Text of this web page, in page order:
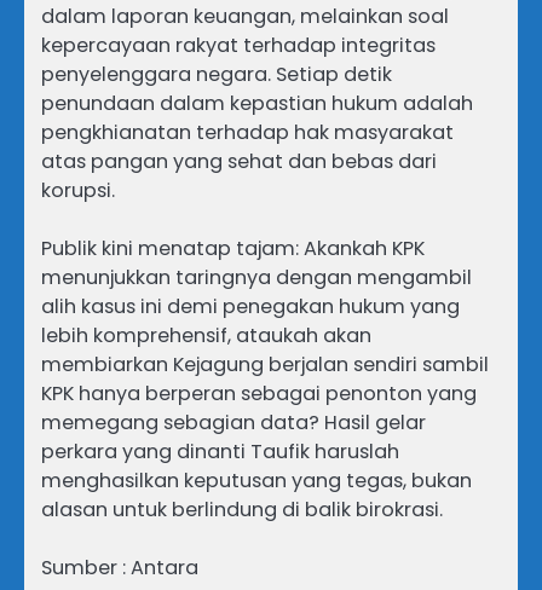
dalam laporan keuangan, melainkan soal
kepercayaan rakyat terhadap integritas
penyelenggara negara. Setiap detik
penundaan dalam kepastian hukum adalah
pengkhianatan terhadap hak masyarakat
atas pangan yang sehat dan bebas dari
korupsi.
Publik kini menatap tajam: Akankah KPK
menunjukkan taringnya dengan mengambil
alih kasus ini demi penegakan hukum yang
lebih komprehensif, ataukah akan
membiarkan Kejagung berjalan sendiri sambil
KPK hanya berperan sebagai penonton yang
memegang sebagian data? Hasil gelar
perkara yang dinanti Taufik haruslah
menghasilkan keputusan yang tegas, bukan
alasan untuk berlindung di balik birokrasi.
Sumber : Antara